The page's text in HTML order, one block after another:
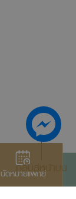
นัดหมายแพทย์
กลับสู่หน้าบน